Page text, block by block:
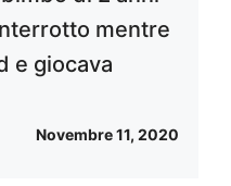
mentre
e giocava
Novembre 11, 2020